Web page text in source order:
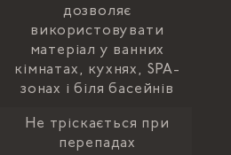
дозволяє
використовувати
матеріал у ванних
кімнатах, кухнях, SPA-
зонах і біля басейнів
Не тріскається при
перепадах